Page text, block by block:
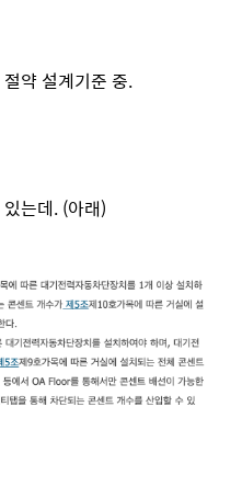
약 설계기준 중.
는데. (아래)